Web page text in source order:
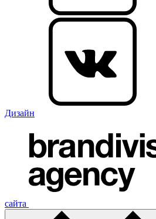
Дизайн
сайта